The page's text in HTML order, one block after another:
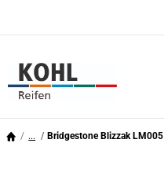
... Bridgestone Blizzak LM005